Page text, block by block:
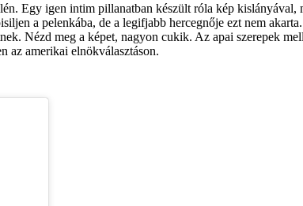
Egy igen intim pillanatban készült róla kép
a pelenkába, de a legifjabb hercegnője ezt nem
Nézd meg a képet, nagyon cukik. Az apai szerepek
az amerikai elnökválasztáson.